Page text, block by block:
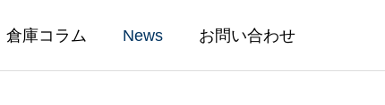
倉庫コラム News お問い合わせ